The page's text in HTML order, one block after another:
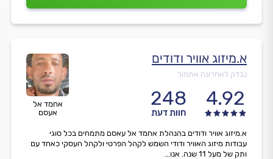
אחמד אל
אעסם
א.מיזוג אוויר ודודים
נבדק לאחרונה אתמול
4.92
248
חוות דעת
א.מיזוג אוויר ודודים בהנהלת אחמד אל עאסם מתמחים בכל סוגי
עבודות מיזוג האוויר ודודי השמש לקהל הפרטי ולקהל העסקי כאחד עם
ותק של מעל 11 שנה. אנו...